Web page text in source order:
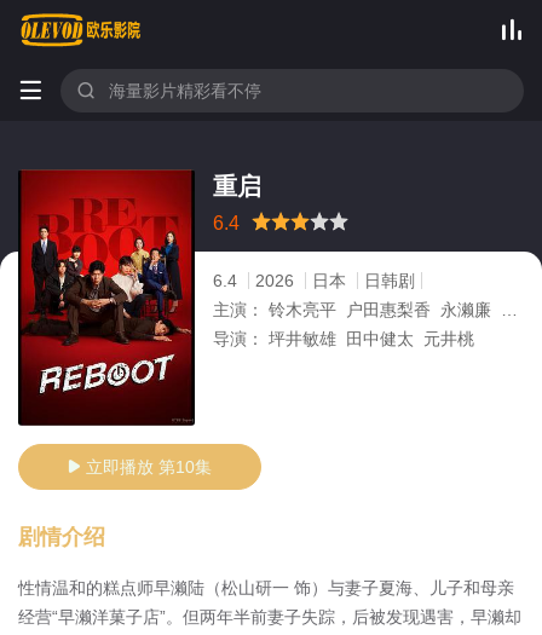

 
重启
6.4
很差较差还行推荐力荐
6.4 2026 日本
日韩剧
主演：
铃木亮平 户田惠梨香 永濑廉 莳田彩珠 中川大辅
导演：
坪井敏雄 田中健太 元井桃
 立即播放 第10集
剧情介绍
性情温和的糕点师早濑陆（松山研一 饰）与妻子夏海、儿子和母亲
经营“早濑洋菓子店”。但两年半前妻子失踪，后被发现遇害，早濑却